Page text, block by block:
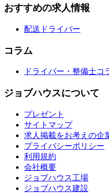
おすすめの求人情報
配送ドライバー
コラム
ドライバー・整備士コ
ジョブハウスについて
プレゼント
サイトマップ
求人掲載をお考えの企
プライバシーポリシー
利用規約
会社概要
ジョブハウス工場
ジョブハウス建設